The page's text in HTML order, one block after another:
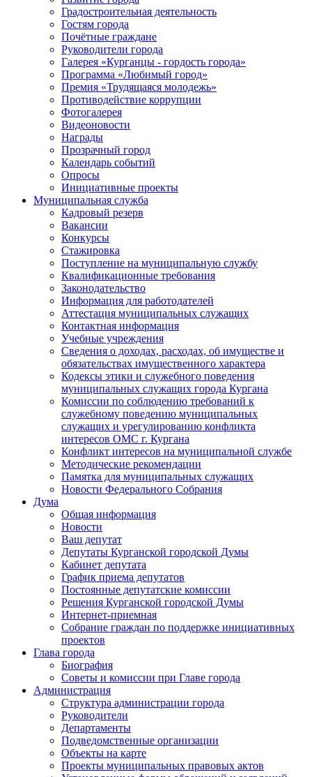
Градостроительная деятельность
Гостям города
Почётные граждане
Руководители города
Галерея «Курганцы - гордость города»
Программа «Любимый город»
Премия «Трудящаяся молодежь»
Противодействие коррупции
Фотогалерея
Видеоновости
Награды
Прозрачный город
Календарь событий
Опросы
Инициативные проекты
Муниципальная служба
Кадровый резерв
Вакансии
Конкурсы
Стажировка
Поступление на муниципальную службу
Квалификационные требования
Законодательство
Информация для работодателей
Аттестация муниципальных служащих
Контактная информация
Учебные учреждения
Сведения о доходах, расходах, об имуществе и
обязательствах имущественного характера
Кодексы этики и служебного поведения
муниципальных служащих города Кургана
Комиссии по соблюдению требований к
служебному поведению муниципальных
служащих и урегулированию конфликта
интересов ОМС г. Кургана
Конфликт интересов на муниципальной службе
Методические рекомендации
Памятка для муниципальных служащих
Новости Федерального Cобрания
Дума
Общая информация
Новости
Ваш депутат
Депутаты Курганской городской Думы
Кабинет депутата
График приема депутатов
Постоянные депутатские комиссии
Решения Курганской городской Думы
Интернет-приемная
Собрание граждан по поддержке инициативных
проектов
Глава города
Биография
Советы и комиссии при Главе города
Администрация
Структура администрации города
Руководители
Департаменты
Подведомственные организации
Объекты на карте
Проекты муниципальных правовых актов